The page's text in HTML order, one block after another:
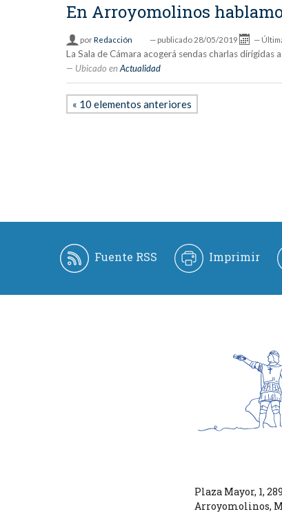
En Arroyomolinos
porRedacción — publicado28/05/2019 —
La Sala de Cámara acogerá sendas charlas dirigidas
Ubicado en Actualidad
« 10 elementos anteriores
Fuente RSS Imprimir
Plaza Mayor, 1,
Arroyomolinos,